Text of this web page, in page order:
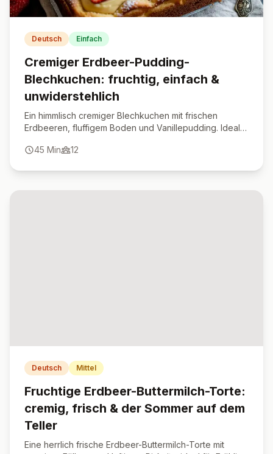
Deutsch Einfach
Cremiger Erdbeer-Pudding-
Blechkuchen: fruchtig, einfach &
unwiderstehlich
Ein himmlisch cremiger Blechkuchen mit frischen
Erdbeeren, fluffigem Boden und Vanillepudding. Ideal
45 Min 12
Deutsch Mittel
Fruchtige Erdbeer-Buttermilch-Torte:
cremig, frisch & der Sommer auf dem
Teller
Eine herrlich frische Erdbeer-Buttermilch-Torte mit